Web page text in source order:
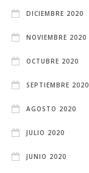
DICIEMBRE 2020
NOVIEMBRE 2020
OCTUBRE 2020
SEPTIEMBRE 2020
AGOSTO 2020
JULIO 2020
JUNIO 2020